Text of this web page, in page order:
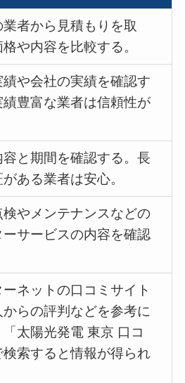
者から見積もりを取
格や内容を比較する。
績や会社の実績を確認す
績豊富な業者は信頼性が
容と期間を確認する。長
ある業者は安心。
検やメンテナンスなどの
ーサービスの内容を確認
ーネットの口コミサイト
からの評判などを参考に
太陽光発電 東京 口コ
検索すると情報が得られ